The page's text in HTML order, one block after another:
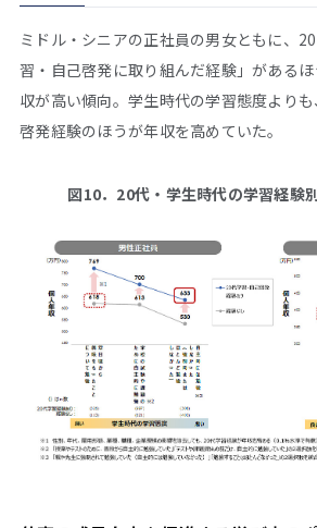
ミドル・シニアの正社員の男女ともに、
習・自己啓発に取り組んだ経験」がある
収が高い傾向。学生時代の学習態度より
啓発経験のほうが年収を高めていた。
図10．20代・学生時代の学習経験